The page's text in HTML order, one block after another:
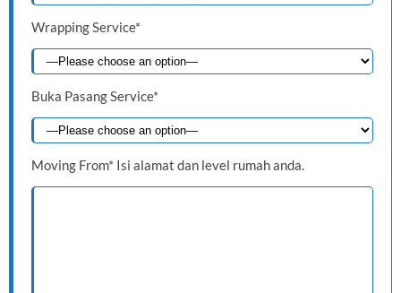
Wrapping Service*
Buka Pasang Service*
Moving From* Isi alamat dan level rumah anda.